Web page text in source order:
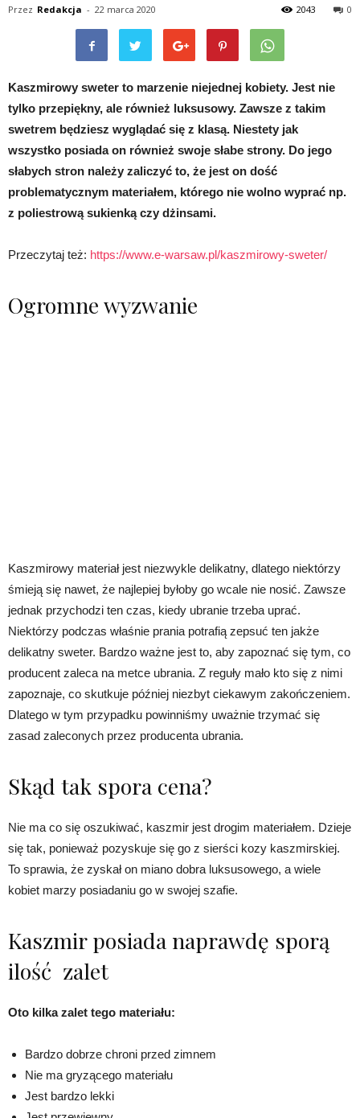
Przez Redakcja - 22 marca 2020 0
2043
Kaszmirowy sweter to marzenie niejednej kobiety. Jest nie
tylko przepiękny, ale również luksusowy. Zawsze z takim
swetrem będziesz wyglądać się z klasą. Niestety jak
wszystko posiada on również swoje słabe strony. Do jego
słabych stron należy zaliczyć to, że jest on dość
problematycznym materiałem, którego nie wolno wyprać np.
z poliestrową sukienką czy dżinsami.
Przeczytaj też: https://www.e-warsaw.pl/kaszmirowy-sweter/
Ogromne wyzwanie
Kaszmirowy materiał jest niezwykle delikatny, dlatego niektórzy
śmieją się nawet, że najlepiej byłoby go wcale nie nosić. Zawsze
jednak przychodzi ten czas, kiedy ubranie trzeba uprać.
Niektórzy podczas właśnie prania potrafią zepsuć ten jakże
delikatny sweter. Bardzo ważne jest to, aby zapoznać się tym, co
producent zaleca na metce ubrania. Z reguły mało kto się z nimi
zapoznaje, co skutkuje później niezbyt ciekawym zakończeniem.
Dlatego w tym przypadku powinniśmy uważnie trzymać się
zasad zaleconych przez producenta ubrania.
Skąd tak spora cena?
Nie ma co się oszukiwać, kaszmir jest drogim materiałem. Dzieje
się tak, ponieważ pozyskuje się go z sierści kozy kaszmirskiej.
To sprawia, że zyskał on miano dobra luksusowego, a wiele
kobiet marzy posiadaniu go w swojej szafie.
Kaszmir posiada naprawdę sporą
ilość zalet
Oto kilka zalet tego materiału:
Bardzo dobrze chroni przed zimnem
Nie ma gryzącego materiału
Jest bardzo lekki